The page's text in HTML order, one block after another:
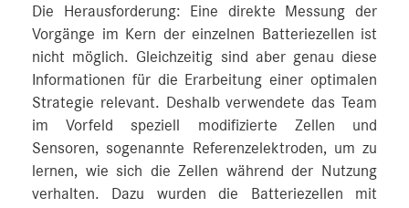
Die Herausforderung: Eine direkte Messung der
Vorgänge im Kern der einzelnen Batteriezellen ist
nicht möglich. Gleichzeitig sind aber genau diese
Informationen für die Erarbeitung einer optimalen
Strategie relevant. Deshalb verwendete das Team
im Vorfeld speziell modifizierte Zellen und
Sensoren, sogenannte Referenzelektroden, um zu
lernen, wie sich die Zellen während der Nutzung
verhalten. Dazu wurden die Batteriezellen mit